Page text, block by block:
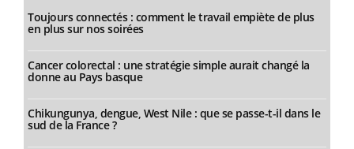
Toujours connectés : comment le travail empiète de plus
en plus sur nos soirées
Cancer colorectal : une stratégie simple aurait changé la
donne au Pays basque
Chikungunya, dengue, West Nile : que se passe-t-il dans le
sud de la France ?